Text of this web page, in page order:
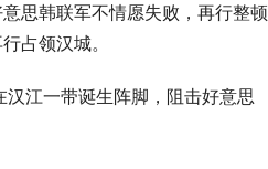
思韩联军不情愿失败，再行整顿
占领汉城。
江一带诞生阵脚，阻击好意思